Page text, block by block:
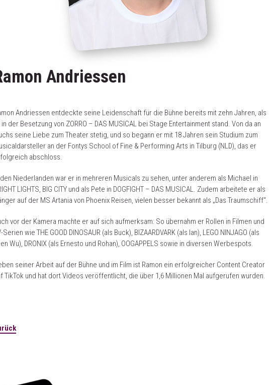
Andriessen
Andriessen entdeckte seine Leidenschaft für die Bühne bereits mit zehn Jahren, als
in der Besetzung von ZORRO – DAS MUSICAL bei Stage Entertainment stand. Von da an
seine Liebe zum Theater stetig, und so begann er mit 18 Jahren sein Studium zum
an der Fontys School of Fine & Performing Arts in Tilburg (NLD), das er
abschloss.
Niederlanden war er in mehreren Musicals zu sehen, unter anderem als Michael in
LIGHTS, BIG CITY und als Pete in DOGFIGHT – DAS MUSICAL. Zudem arbeitete er als
auf der MS Artania von Phoenix Reisen, vielen besser bekannt als „Das Traumschiff“.
vor der Kamera machte er auf sich aufmerksam: So übernahm er Rollen in Filmen und
Serien wie THE GOOD DINOSAUR (als Buck), BIZAARDVARK (als Ian), LEGO NINJAGO (als
Wu), DRONIX (als Ernesto und Rohan), OOGAPPELS sowie in diversen Werbespots.
seiner Arbeit auf der Bühne und im Film ist Ramon ein erfolgreicher Content Creator
TikTok und hat dort Videos veröffentlicht, die über 1,6 Millionen Mal aufgerufen wurden.